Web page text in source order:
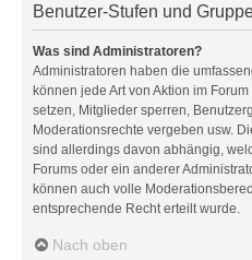
Benutzer-Stufen und
Was sind Administratoren?
Administratoren haben die
können jede Art von Aktion im
setzen, Mitglieder sperren,
Moderationsrechte vergeben usw.
sind allerdings davon abhängig,
Forums oder ein anderer
können auch volle
entsprechende Recht erteilt wurde.
Nach oben